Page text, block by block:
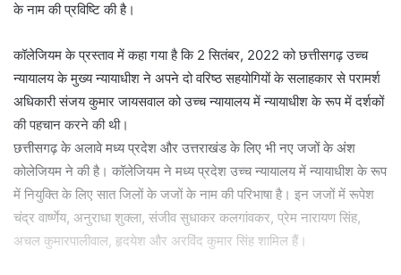
के नाम की प्रविष्टि की है।
कॉलेजियम के प्रस्ताव में कहा गया है कि 2 सितंबर, 2022 को छत्तीसगढ़ उच्च
न्यायालय के मुख्य न्यायाधीश ने अपने दो वरिष्ठ सहयोगियों के सलाहकार से परामर्श
अधिकारी संजय कुमार जायसवाल को उच्च न्यायालय में न्यायाधीश के रूप में दर्शकों
की पहचान करने की थी।
छत्तीसगढ़ के अलावे मध्य प्रदेश और उत्तराखंड के लिए भी नए जजों के अंश
कोलेजियम ने की है। कॉलेजियम ने मध्य प्रदेश उच्च न्यायालय में न्यायाधीश के रूप
में नियुक्ति के लिए सात जिलों के जजों के नाम की परिभाषा है। इन जजों में रूपेश
चंद्र वार्ष्णेय, अनुराधा शुक्ला, संजीव सुधाकर कलगांवकर, प्रेम नारायण सिंह,
अचल कुमारपालीवाल, हृदयेश और अरविंद कुमार सिंह शामिल हैं।